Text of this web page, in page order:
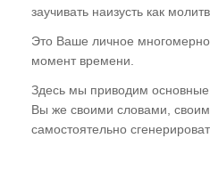
заучивать наизусть как
Это Ваше личное
момент времени.
Здесь мы приводим
Вы же своими словами,
самостоятельно